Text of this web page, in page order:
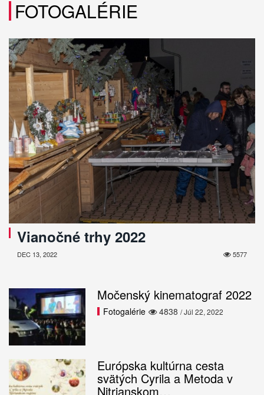
FOTOGALÉRIE
Vianočné trhy 2022
5577
DEC 13, 2022
Močenský kinematograf 2022
4838
Fotogalérie / Júl 22, 2022
Európska kultúrna cesta
svätých Cyrila a Metoda v
Nitrianskom…